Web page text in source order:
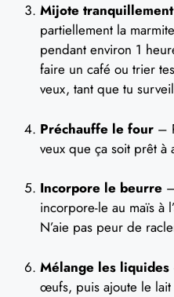
Mijote tranquillement
partiellement la
pendant environ 1
faire un café ou trier
veux, tant que tu
Préchauffe le four –
veux que ça soit prêt
Incorpore le beurre
incorpore-le au maïs à
N’aie pas peur de
Mélange les liquides
œufs, puis ajoute le lait